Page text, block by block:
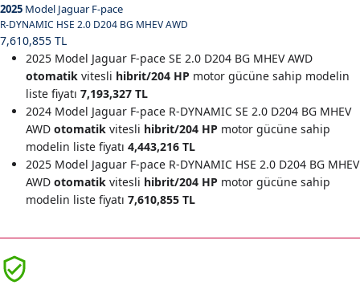
2025 Model Jaguar F-pace
R-DYNAMIC HSE 2.0 D204 BG MHEV AWD
7,610,855 TL
2025 Model Jaguar F-pace SE 2.0 D204 BG MHEV AWD
otomatik vitesli hibrit/204 HP motor gücüne sahip modelin
liste fiyatı 7,193,327 TL
2024 Model Jaguar F-pace R-DYNAMIC SE 2.0 D204 BG MHEV
AWD otomatik vitesli hibrit/204 HP motor gücüne sahip
modelin liste fiyatı 4,443,216 TL
2025 Model Jaguar F-pace R-DYNAMIC HSE 2.0 D204 BG MHEV
AWD otomatik vitesli hibrit/204 HP motor gücüne sahip
modelin liste fiyatı 7,610,855 TL